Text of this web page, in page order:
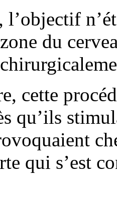
l’objectif
du
cette
qu’ils
qui s’est